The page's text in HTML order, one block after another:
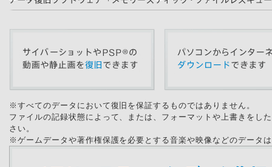
※すべてのデータにおいて復旧を保証するものではありません。
ファイルの記録状態によって、または、フォーマットや上書きをし
さい。
※ゲームデータや著作権保護を必要とする音楽や映像などのデータ